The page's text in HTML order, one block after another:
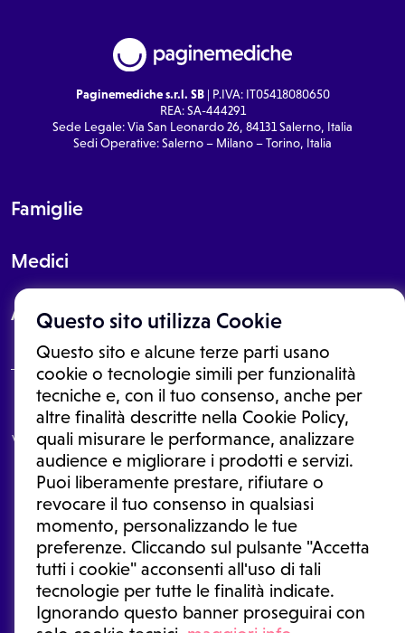
Questo sito utilizza Cookie
Questo sito e alcune terze parti usano
cookie o tecnologie simili per funzionalità
tecniche e, con il tuo consenso, anche per
altre finalità descritte nella Cookie Policy,
quali misurare le performance, analizzare
audience e migliorare i prodotti e servizi.
Puoi liberamente prestare, rifiutare o
revocare il tuo consenso in qualsiasi
momento, personalizzando le tue
preferenze. Cliccando sul pulsante "Accetta
tutti i cookie" acconsenti all'uso di tali
tecnologie per tutte le finalità indicate.
Ignorando questo banner proseguirai con
Paginemediche s.r.l. SB| P.IVA: IT05418080650
REA: SA-444291
Sede Legale: Via San Leonardo 26, 84131 Salerno, Italia
Sedi Operative: Salerno – Milano – Torino, Italia
Famiglie
Medici
About
Le informazioni proposte in questo sito non sono un consulto medico.
In nessun caso, queste informazioni sostituiscono un consulto, una
visita o una diagnosi formulata dal medico. Non si devono considerare
le informazioni disponibili come suggerimenti per la formulazione di
una diagnosi, la determinazione di un trattamento o l'assunzione o
sospensione di un farmaco senza prima consultare un medico di
medicina generale o uno specialista.
Condizioni di utilizzo|Privacy Policy |Gestione cookie
Ⓒ 2025 | Tutti i diritti riservati.